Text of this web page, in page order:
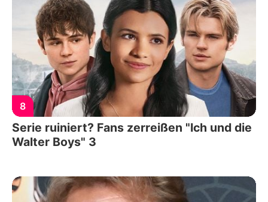
8
Serie ruiniert? Fans zerreißen "Ich und die
Walter Boys" 3